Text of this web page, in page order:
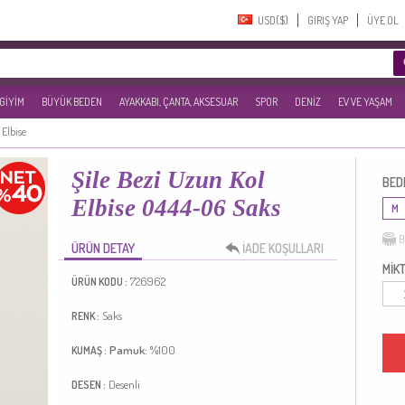
USD($)‎ GIRIŞ YAP ÜYE OL
BÜYÜK BEDEN AYAKKABI, ÇANTA, AKSESUAR SPOR DENİZ EV VE YAŞAM
Şile Bezi Uzun Kol
Elbise 0444-06 Saks
ÜRÜN DETAY İADE KOŞULLARI
ÜRÜN KODU : 726962
RENK : Saks
KUMAŞ : Pamuk: %100
DESEN : Desenli
M